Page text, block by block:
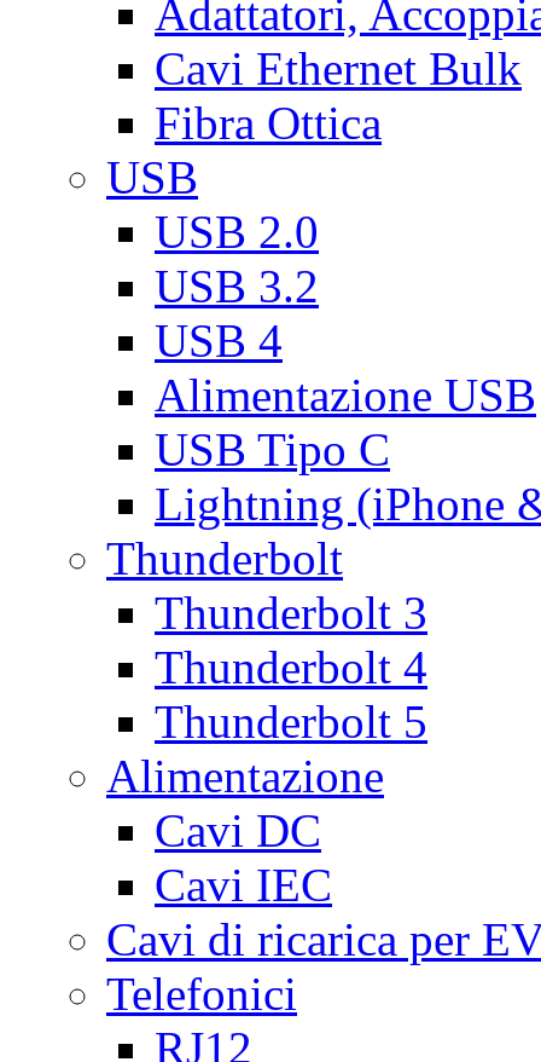
Adattatori,
Cavi Ethernet Bulk
Fibra Ottica
USB
USB 2.0
USB 3.2
USB 4
Alimentazione USB
USB Tipo C
Lightning (iPhone
Thunderbolt
Thunderbolt 3
Thunderbolt 4
Thunderbolt 5
Alimentazione
Cavi DC
Cavi IEC
Cavi di ricarica per
Telefonici
RJ12